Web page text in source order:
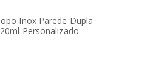
Inox Parede Dupla
Personalizado
nós